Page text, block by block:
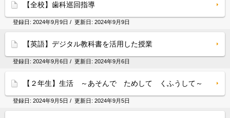
【全校】歯科巡回指導
登録日: 2024年9月9日 / 更新日: 2024年9月9日
【英語】デジタル教科書を活用した授業
登録日: 2024年9月6日 / 更新日: 2024年9月6日
【２年生】生活 ～あそんで ためして くふうして～
登録日: 2024年9月5日 / 更新日: 2024年9月5日